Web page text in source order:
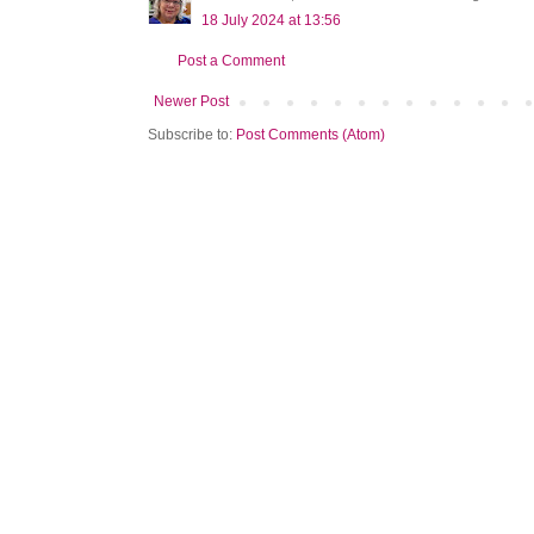
18 July 2024 at 13:56
Post a Comment
Newer Post
Subscribe to: Post Comments (Atom)